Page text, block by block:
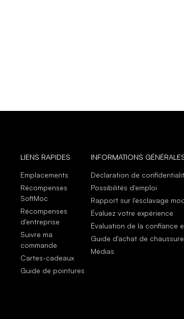
LIENS RAPIDES
Emplacements
Récompenses
SoftMoc
Récompenses
d'entreprise
Suivre ma
commande
Cartes-cadeaux
Guide de pointures
INFORMATIONS
Déclaration de
Possibilités d'emploi
Rapport sur l'esclavage
Évaluez votre expérience
Évaluation de la confiance
Guide d'achat de
Médias